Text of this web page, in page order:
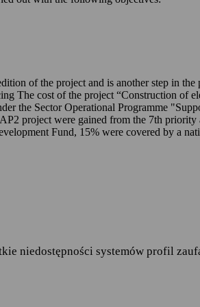
mObywatel.gov.pl,
udostępnionych na ePUAP-ie,
dnia 27 kwietnia 2016 r. w sprawie
swobodnego przepływu takich danych
realizujących zadania publiczne
sprawie zakresu i warunków korzystania z
ministra właściwego do spraw
of the project and is another step in
The cost of the project “Construction of
the Sector Operational Programme
project were gained from the 7th
Fund, 15% were covered by a
niedostępności systemów profil